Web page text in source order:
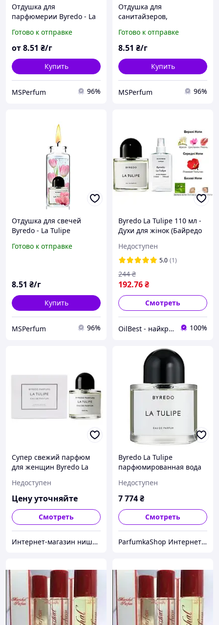
Отдушка для
парфюмерии Byredo - La
Готово к отправке
от8.51 ₴/г
Купить
MSPerfum 96%
Отдушка для
санитайзеров,
Tulipe
Готово к отправке
8.51 ₴/г
Купить
MSPerfum 96%
Отдушка для свечей
Byredo - La Tulipe
Готово к отправке
8.51 ₴/г
Купить
MSPerfum 96%
Byredo La Tulipe 110 мл -
Духи для жінок (Байредо
Туліп) Дуже стійка
парфумерія
Недоступен
5.0 (1)
192.76₴
244 ₴
Смотреть
OilBest - найкраща парфумерія в Україіні 100%
Супер свежий парфюм
для женщин Byredo La
Недоступен
Цену уточняйте
Смотреть
Интернет-магазин нишевых и винтажных ароматов "Extravaganza"
Byredo La Tulipe
парфюмированная вода
женщин
Недоступен
7 774₴
Смотреть
ParfumkaShop Интернет магазин